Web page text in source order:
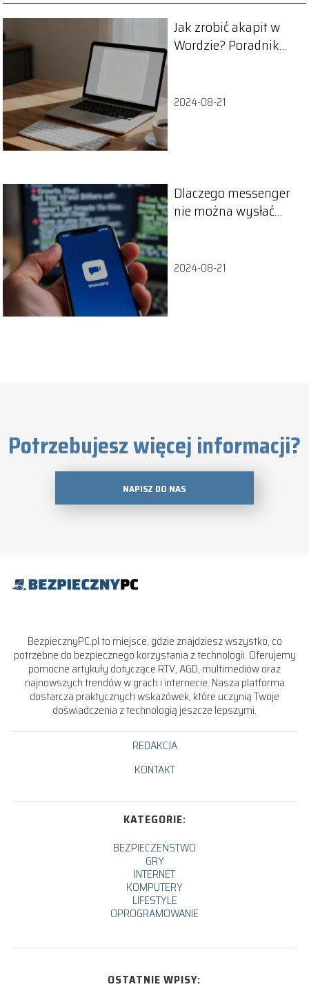
Jak zrobić akapit w
Wordzie? Poradnik
2024-08-21
Dlaczego messenger
nie można wysłać
2024-08-21
Potrzebujesz więcej informacji?
NAPISZ DO NAS
BezpiecznyPC.pl to miejsce, gdzie znajdziesz wszystko, co
potrzebne do bezpiecznego korzystania z technologii. Oferujemy
pomocne artykuły dotyczące RTV, AGD, multimediów oraz
najnowszych trendów w grach i internecie. Nasza platforma
dostarcza praktycznych wskazówek, które uczynią Twoje
doświadczenia z technologią jeszcze lepszymi.
REDAKCJA
KONTAKT
KATEGORIE:
BEZPIECZEŃSTWO
GRY
INTERNET
KOMPUTERY
LIFESTYLE
OPROGRAMOWANIE
OSTATNIE WPISY: